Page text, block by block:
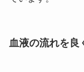
血液の流れを良